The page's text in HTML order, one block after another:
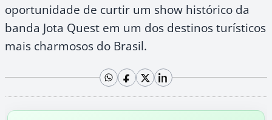
oportunidade de curtir um show histórico da
banda Jota Quest em um dos destinos turísticos
mais charmosos do Brasil.